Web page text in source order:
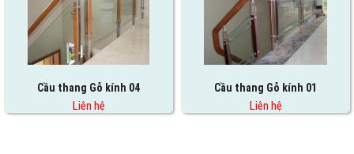
Cầu thang Gỗ kính 04
Liên hệ
Cầu thang Gỗ kính 01
Liên hệ